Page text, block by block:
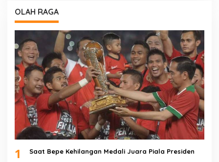
OLAH RAGA
1 Saat Bepe Kehilangan Medali Juara Piala Presiden